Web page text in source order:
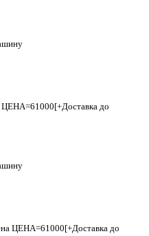
ЦЕНА=61000[+Доставка до
ЦЕНА=61000[+Доставка до